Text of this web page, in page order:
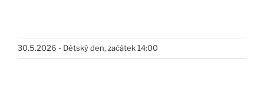
30.5.2026 - Dětský den, začátek 14:00